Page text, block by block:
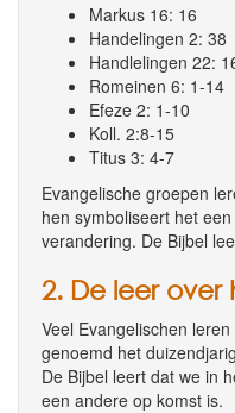
Markus 16: 16
Handelingen 2: 38
Handlelingen 22:
Romeinen 6: 1-14
Efeze 2: 1-10
Koll. 2:8-15
Titus 3: 4-7
Evangelische groepen
hen symboliseert het
verandering. De Bijbel
2. De leer over
Veel Evangelischen
genoemd het
De Bijbel leert dat we in
een andere op komst is.